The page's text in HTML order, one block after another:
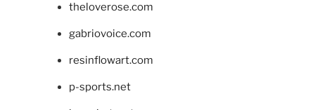
theloverose.com
gabriovoice.com
resinflowart.com
p-sports.net